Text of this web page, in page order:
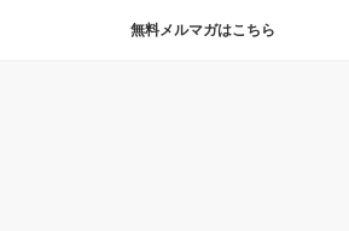
無料メルマガはこちら